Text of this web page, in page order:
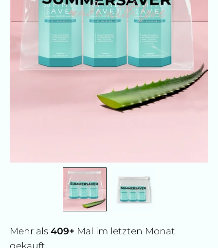
Mehr als 409+ Mal im letzten Monat
gekauft